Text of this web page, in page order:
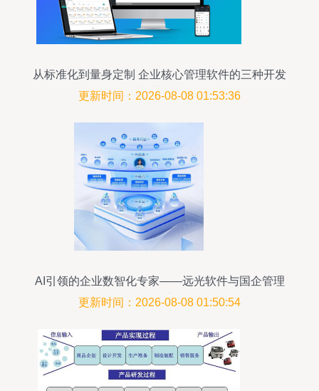
从标准化到量身定制 企业核心管理软件的三种开发
模式解析
更新时间：2026-08-08 01:53:36
AI引领的企业数智化专家——远光软件与国企管理
的融合之道
更新时间：2026-08-08 01:50:54